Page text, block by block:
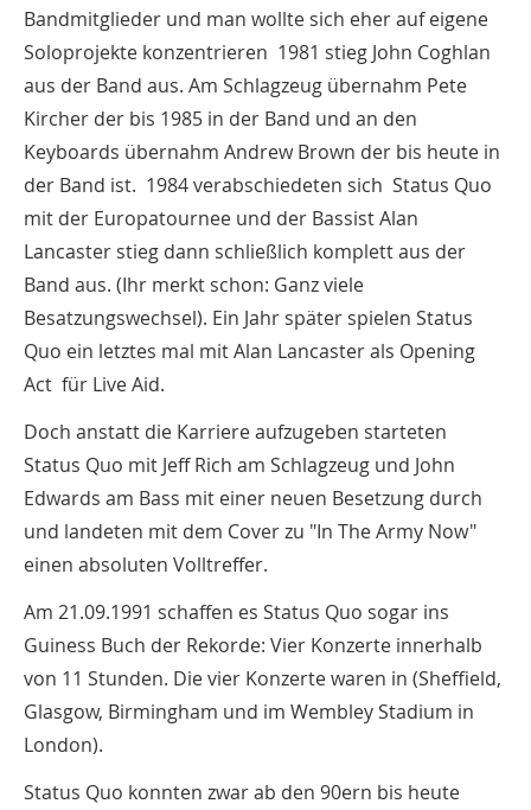
Bandmitglieder und man wollte sich eher auf eigene
Soloprojekte konzentrieren 1981 stieg John Coghlan
aus der Band aus. Am Schlagzeug übernahm Pete
Kircher der bis 1985 in der Band und an den
Keyboards übernahm Andrew Brown der bis heute in
der Band ist. 1984 verabschiedeten sich Status Quo
mit der Europatournee und der Bassist Alan
Lancaster stieg dann schließlich komplett aus der
Band aus. (Ihr merkt schon: Ganz viele
Besatzungswechsel). Ein Jahr später spielen Status
Quo ein letztes mal mit Alan Lancaster als Opening
Act für Live Aid.
Doch anstatt die Karriere aufzugeben starteten
Status Quo mit Jeff Rich am Schlagzeug und John
Edwards am Bass mit einer neuen Besetzung durch
und landeten mit dem Cover zu "In The Army Now"
einen absoluten Volltreffer.
Am 21.09.1991 schaffen es Status Quo sogar ins
Guiness Buch der Rekorde: Vier Konzerte innerhalb
von 11 Stunden. Die vier Konzerte waren in (Sheffield,
Glasgow, Birmingham und im Wembley Stadium in
London).
Status Quo konnten zwar ab den 90ern bis heute